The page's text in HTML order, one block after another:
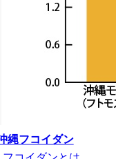
縄フコイダン